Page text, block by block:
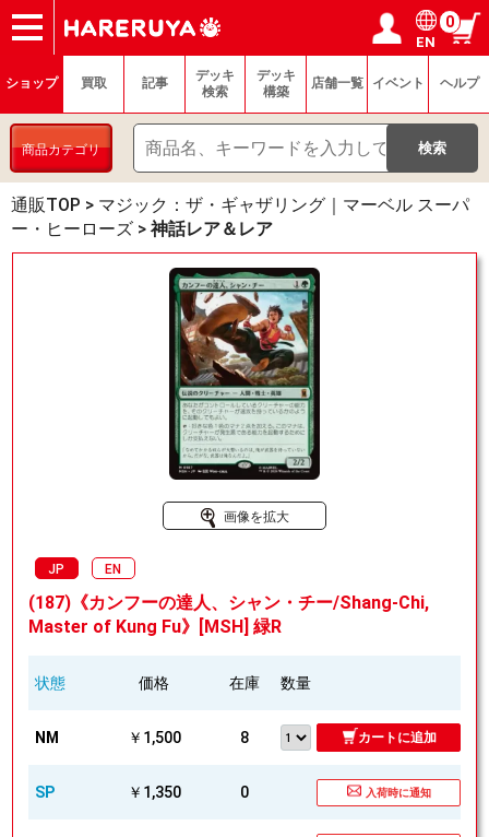
ショップ
買取
記事
デッキ検索
デッキ構築
選手一覧
店舗一覧
イベント
ヘルプ
お問い合わせ ログイン／会員登録
マイページ
EN
0
ショップ 買取 記事
デッキ
検索
デッキ
構築
店舗一覧 イベント ヘルプ
商品カテゴリ
通販TOP > マジック：ザ・ギャザリング｜マーベル スーパ
ー・ヒーローズ > 神話レア＆レア
画像を拡大
JP EN
(187)《カンフーの達人、シャン・チー/Shang-Chi,
Master of Kung Fu》[MSH] 緑R
状態 価格 在庫 数量
NM ￥1,500 8 カートに追加
SP ￥1,350 0 入荷時に通知